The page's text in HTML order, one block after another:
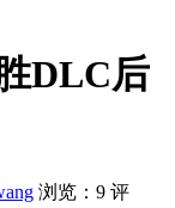
DLC后
浏览：9 评